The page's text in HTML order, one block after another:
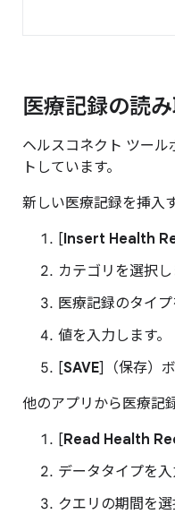
医療記録の読
ヘルスコネクト ツー
トしています。
新しい医療記録を挿入
[Insert Health
カテゴリを選択し
医療記録のタイプ
値を入力します。
[SAVE]（保存）
他のアプリから医療記
[Read Health
データタイプを入
クエリの期間を選